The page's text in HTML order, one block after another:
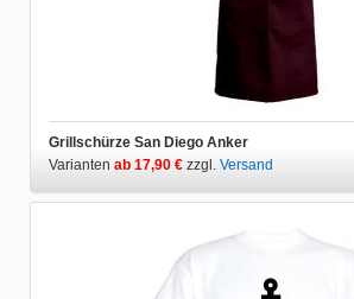
Grillschürze San Diego Anker
Varianten ab 17,90 € zzgl. Versand